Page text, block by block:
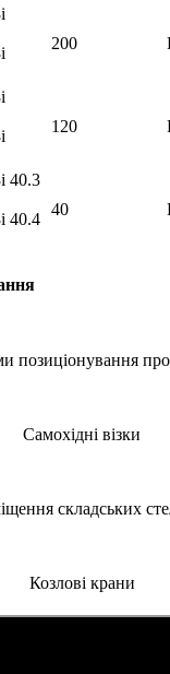
200
120
40.3
40.4
40
позиціонування
Самохідні візки
складських
Козлові крани